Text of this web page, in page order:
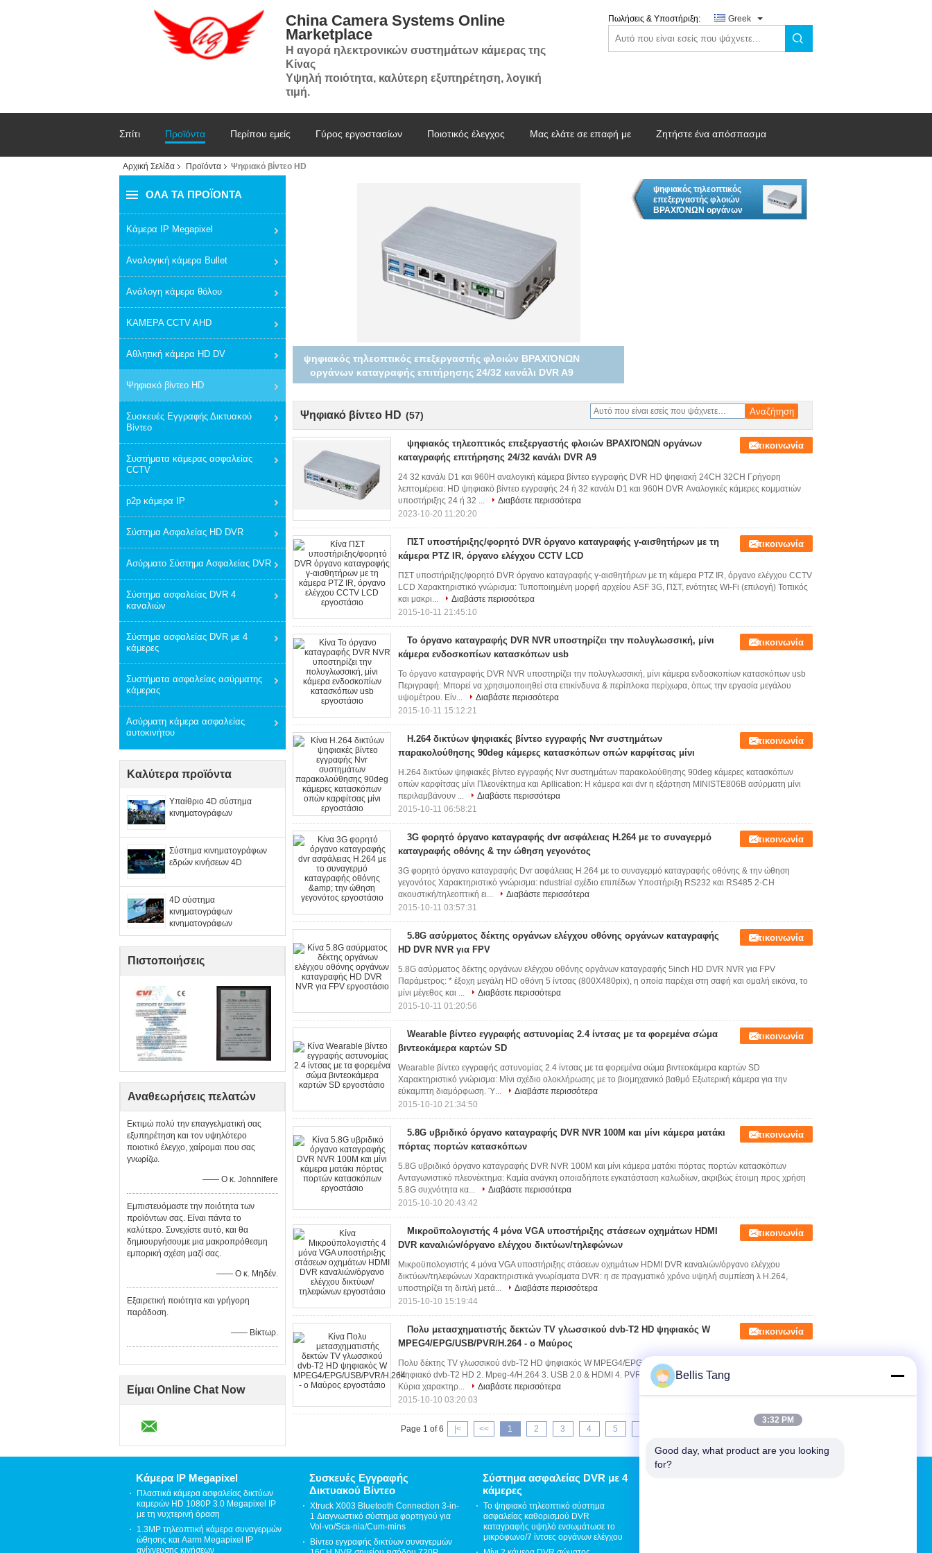
China Camera Systems Online
Marketplace
Η αγορά ηλεκτρονικών συστημάτων κάμερας της
Κίνας
Υψηλή ποιότητα, καλύτερη εξυπηρέτηση, λογική
τιμή.
Πωλήσεις & Υποστήριξη: Greek
Σπίτι Προϊόντα Περίπου εμείς Γύρος εργοστασίων Ποιοτικός έλεγχος Μας ελάτε σε επαφή με Ζητήστε ένα απόσπασμα
Αρχική Σελίδα Προϊόντα Ψηφιακό βίντεο HD
ΌΛΑ ΤΑ ΠΡΟΪΌΝΤΑ
Κάμερα IP Megapixel
Αναλογική κάμερα Bullet
Ανάλογη κάμερα θόλου
ΚΑΜΕΡΑ CCTV AHD
Αθλητική κάμερα HD DV
Ψηφιακό βίντεο HD
Συσκευές Εγγραφής Δικτυακού
Βίντεο
Συστήματα κάμερας ασφαλείας
CCTV
p2p κάμερα IP
Σύστημα Ασφαλείας HD DVR
Ασύρματο Σύστημα Ασφαλείας DVR
Σύστημα ασφαλείας DVR 4
καναλιών
Σύστημα ασφαλείας DVR με 4
κάμερες
Συστήματα ασφαλείας ασύρματης
κάμερας
Ασύρματη κάμερα ασφαλείας
αυτοκινήτου
Καλύτερα προϊόντα
Υπαίθριο 4D σύστημα
κινηματογράφων
Σύστημα κινηματογράφων
εδρών κινήσεων 4D
4D σύστημα
κινηματογράφων
κινηματογράφων
Πιστοποιήσεις
Αναθεωρήσεις πελατών
Εκτιμώ πολύ την επαγγελματική σας
εξυπηρέτηση και τον υψηλότερο
ποιοτικό έλεγχο, χαίρομαι που σας
γνωρίζω.
—— Ο κ. Johnnifere
Εμπιστευόμαστε την ποιότητα των
προϊόντων σας. Είναι πάντα το
καλύτερο. Συνεχίστε αυτό, και θα
δημιουργήσουμε μια μακροπρόθεσμη
εμπορική σχέση μαζί σας.
—— Ο κ. Μηδέν.
Εξαιρετική ποιότητα και γρήγορη
παράδοση.
—— Βίκτωρ.
Είμαι Online Chat Now
ψηφιακός τηλεοπτικός επεξεργαστής φλοιών ΒΡΑΧΙΌΝΩΝ
οργάνων καταγραφής επιτήρησης 24/32 κανάλι DVR A9
ψηφιακός τηλεοπτικός
επεξεργαστής φλοιών
ΒΡΑΧΙΌΝΩΝ οργάνων
καταγραφής επιτήρησης
Ψηφιακό βίντεο HD (57)
ψηφιακός τηλεοπτικός επεξεργαστής φλοιών ΒΡΑΧΙΌΝΩΝ οργάνων
καταγραφής επιτήρησης 24/32 κανάλι DVR A9
Επικοινωνία
24 32 κανάλι D1 και 960H αναλογική κάμερα βίντεο εγγραφής DVR HD ψηφιακή 24CH 32CH Γρήγορη
λεπτομέρεια: HD ψηφιακό βίντεο εγγραφής 24 ή 32 κανάλι D1 και 960H DVR Αναλογικές κάμερες κομματιών
υποστήριξης 24 ή 32 ...
Διαβάστε περισσότερα
2023-10-20 11:20:20
ΠΣΤ υποστήριξης/φορητό DVR όργανο καταγραφής γ-αισθητήρων με τη
κάμερα PTZ IR, όργανο ελέγχου CCTV LCD
Επικοινωνία
ΠΣΤ υποστήριξης/φορητό DVR όργανο καταγραφής γ-αισθητήρων με τη κάμερα PTZ IR, όργανο ελέγχου CCTV
LCD Χαρακτηριστικό γνώρισμα: Τυποποιημένη μορφή αρχείου ASF 3G, ΠΣΤ, ενότητες WI-Fi (επιλογή) Τοπικός
και μακρι...
Διαβάστε περισσότερα
2015-10-11 21:45:10
Το όργανο καταγραφής DVR NVR υποστηρίζει την πολυγλωσσική, μίνι
κάμερα ενδοσκοπίων κατασκόπων usb
Επικοινωνία
Το όργανο καταγραφής DVR NVR υποστηρίζει την πολυγλωσσική, μίνι κάμερα ενδοσκοπίων κατασκόπων usb
Περιγραφή: Μπορεί να χρησιμοποιηθεί στα επικίνδυνα & περίπλοκα περίχωρα, όπως την εργασία μεγάλου
υψομέτρου. Είν...
Διαβάστε περισσότερα
2015-10-11 15:12:21
H.264 δικτύων ψηφιακές βίντεο εγγραφής Nvr συστημάτων
παρακολούθησης 90deg κάμερες κατασκόπων οπών καρφίτσας μίνι
Επικοινωνία
H.264 δικτύων ψηφιακές βίντεο εγγραφής Nvr συστημάτων παρακολούθησης 90deg κάμερες κατασκόπων
οπών καρφίτσας μίνι Πλεονέκτημα και Apllication: Η κάμερα και dvr η εξάρτηση MINISTE806B ασύρματη μίνι
περιλαμβάνουν ...
Διαβάστε περισσότερα
2015-10-11 06:58:21
3G φορητό όργανο καταγραφής dvr ασφάλειας H.264 με το συναγερμό
καταγραφής οθόνης & την ώθηση γεγονότος
Επικοινωνία
3G φορητό όργανο καταγραφής Dvr ασφάλειας H.264 με το συναγερμό καταγραφής οθόνης & την ώθηση
γεγονότος Χαρακτηριστικό γνώρισμα: ndustrial σχέδιο επιπέδων Υποστήριξη RS232 και RS485 2-CH
ακουστική/τηλεοπτική ει...
Διαβάστε περισσότερα
2015-10-11 03:57:31
5.8G ασύρματος δέκτης οργάνων ελέγχου οθόνης οργάνων καταγραφής
HD DVR NVR για FPV
Επικοινωνία
5.8G ασύρματος δέκτης οργάνων ελέγχου οθόνης οργάνων καταγραφής 5inch HD DVR NVR για FPV
Παράμετρος: * έξοχη μεγάλη HD οθόνη 5 ίντσας (800X480pix), η οποία παρέχει στη σαφή και ομαλή εικόνα, το
μίνι μέγεθος και ...
Διαβάστε περισσότερα
2015-10-11 01:20:56
Wearable βίντεο εγγραφής αστυνομίας 2.4 ίντσας με τα φορεμένα σώμα
βιντεοκάμερα καρτών SD
Επικοινωνία
Wearable βίντεο εγγραφής αστυνομίας 2.4 ίντσας με τα φορεμένα σώμα βιντεοκάμερα καρτών SD
Χαρακτηριστικό γνώρισμα: Μίνι σχέδιο ολοκλήρωσης με το βιομηχανικό βαθμό Εξωτερική κάμερα για την
εύκαμπτη διαμόρφωση. Ύ...
Διαβάστε περισσότερα
2015-10-10 21:34:50
5.8G υβριδικό όργανο καταγραφής DVR NVR 100M και μίνι κάμερα ματάκι
πόρτας πορτών κατασκόπων
Επικοινωνία
5.8G υβριδικό όργανο καταγραφής DVR NVR 100M και μίνι κάμερα ματάκι πόρτας πορτών κατασκόπων
Ανταγωνιστικό πλεονέκτημα: Καμία ανάγκη οποιαδήποτε εγκατάσταση καλωδίων, ακριβώς έτοιμη προς χρήση
5.8G συχνότητα κα...
Διαβάστε περισσότερα
2015-10-10 20:43:42
Μικροϋπολογιστής 4 μόνα VGA υποστήριξης στάσεων οχημάτων HDMI
DVR καναλιών/όργανο ελέγχου δικτύων/τηλεφώνων
Επικοινωνία
Μικροϋπολογιστής 4 μόνα VGA υποστήριξης στάσεων οχημάτων HDMI DVR καναλιών/όργανο ελέγχου
δικτύων/τηλεφώνων Χαρακτηριστικά γνωρίσματα DVR: η σε πραγματικό χρόνο υψηλή συμπίεση λ H.264,
υποστηρίζει τη διπλή μετά...
Διαβάστε περισσότερα
2015-10-10 15:19:44
Πολυ μετασχηματιστής δεκτών TV γλωσσικού dvb-T2 HD ψηφιακός W
MPEG4/EPG/USB/PVR/H.264 - ο Μαύρος
Επικοινωνία
Πολυ δέκτης TV γλωσσικού dvb-T2 HD ψηφιακός W MPEG4/EPG/USB/PVR/H.264 - ο Μαύρος Ανωτερότητες 1.
Ψηφιακό dvb-T2 HD 2. Mpeg-4/H.264 3. USB 2.0 & HDMI 4. PVR, άποψη JPEG 5. 1080p που υποστηρίζονται
Κύρια χαρακτηρ...
Διαβάστε περισσότερα
2015-10-10 03:20:03
Page 1 of 6 |< << 1 2 3 4 5
Κάμερα IP Megapixel
Πλαστικά κάμερα ασφαλείας δικτύων
καμερών HD 1080P 3.0 Megapixel IP
με τη νυχτερινή όραση
1.3MP τηλεοπτική κάμερα συναγερμών
ώθησης και Aarm Megapixel IP
ανίχνευσης κινήσεων
Συσκευές Εγγραφής
Δικτυακού Βίντεο
Xtruck X003 Bluetooth Connection 3-in-
1 Διαγνωστικό σύστημα φορτηγού για
Vol-vo/Sca-nia/Cum-mins
Βίντεο εγγραφής δικτύων συναγερμών
Σύστημα ασφαλείας DVR με 4
κάμερες
Το ψηφιακό τηλεοπτικό σύστημα
ασφαλείας καθορισμού DVR
καταγραφής υψηλό ενσωμάτωσε το
μικρόφωνο/7 ίντσες οργάνων ελέγχου
Bellis Tang
3:32 PM
Good day, what product are you looking
for?